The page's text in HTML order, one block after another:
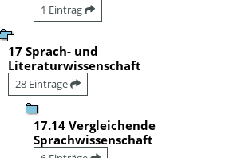
1 Eintrag
17 Sprach- und
Literaturwissenschaft
28 Einträge
17.14 Vergleichende
Sprachwissenschaft